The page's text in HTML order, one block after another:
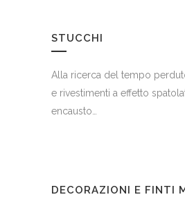
STUCCHI
Alla ricerca del tempo
e rivestimenti a effetto
encausto…
DECORAZIONI E FINTI